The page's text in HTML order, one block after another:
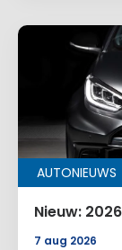
AUTONIEUWS
Nieuw:
7 aug 2026